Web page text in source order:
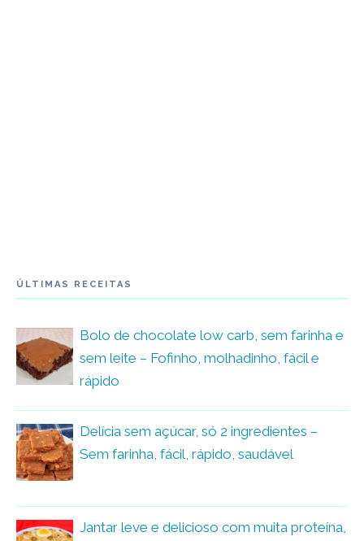
ÚLTIMAS RECEITAS
Bolo de chocolate low carb, sem farinha e
sem leite – Fofinho, molhadinho, fácil e
rápido
Delícia sem açúcar, só 2 ingredientes –
Sem farinha, fácil, rápido, saudável
Jantar leve e delicioso com muita proteína,